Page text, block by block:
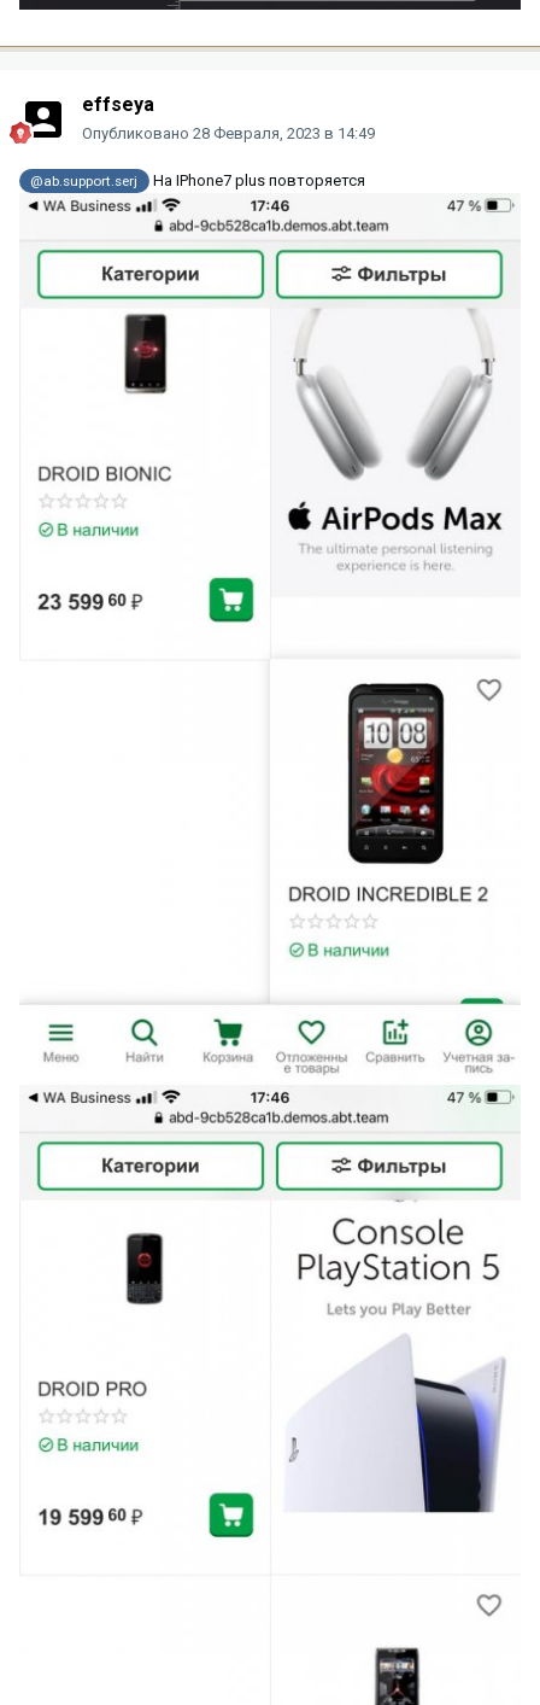
effseya
Опубликовано 28 Февраля, 2023 в 14:49
@ab.support.serj На IPhone7 plus повторяется